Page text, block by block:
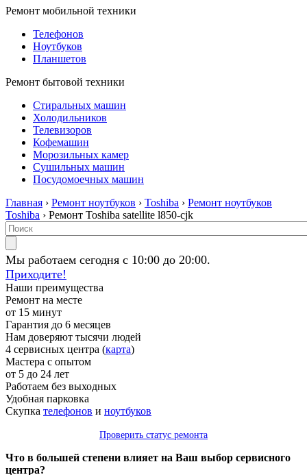
Ремонт мобильной техники
Телефонов
Ноутбуков
Планшетов
Ремонт бытовой техники
Стиральных машин
Холодильников
Телевизоров
Кофемашин
Морозильных камер
Сушильных машин
Посудомоечных машин
Главная › Ремонт ноутбуков › Toshiba › Ремонт ноутбуков
Toshiba › Ремонт Toshiba satellite l850-cjk
Мы работаем сегодня с 10:00 до 20:00.
Приходите!
Наши преимущества
Ремонт на месте
от 15 минут
Гарантия до 6 месяцев
Нам доверяют тысячи людей
4 сервисных центра (карта)
Мастера с опытом
от 5 до 24 лет
Работаем без выходных
Удобная парковка
Скупка телефонов и ноутбуков
Проверить статус ремонта
Что в большей степени влияет на Ваш выбор сервисного
центра?